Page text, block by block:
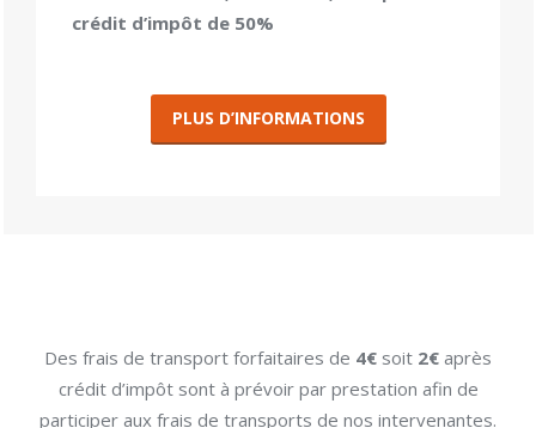
crédit d’impôt de 50%
PLUS D’INFORMATIONS
Des frais de transport forfaitaires de 4€ soit 2€ après
crédit d’impôt sont à prévoir par prestation afin de
participer aux frais de transports de nos intervenantes.